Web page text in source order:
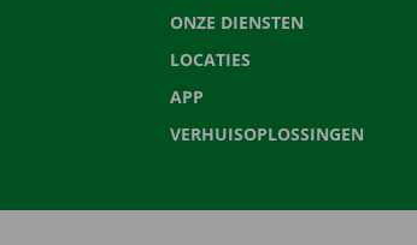
ONZE DIENSTEN
LOCATIES
APP
VERHUISOPLOSSINGEN